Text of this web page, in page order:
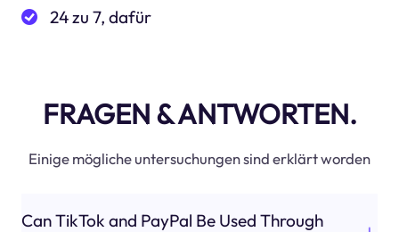
24 zu 7, dafür
FRAGEN & ANTWORTEN.
Einige mögliche untersuchungen sind erklärt worden
Can TikTok and PayPal Be Used Through